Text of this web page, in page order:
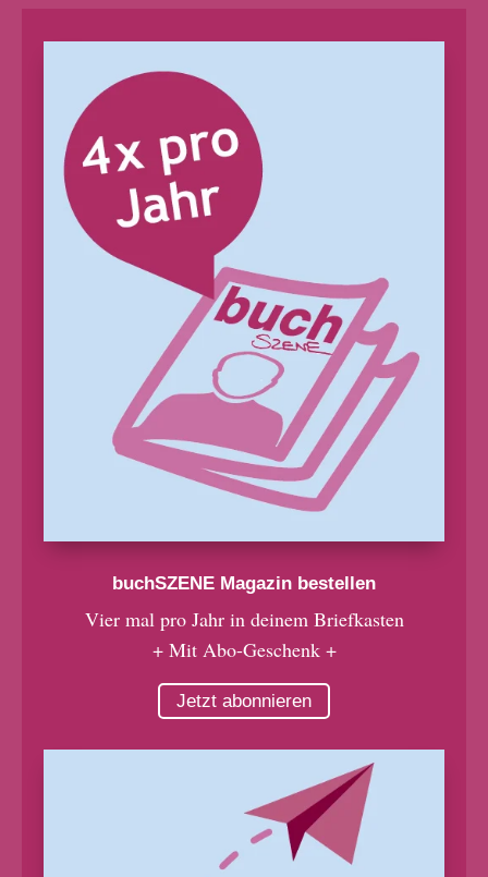
buchSZENE Magazin bestellen
Vier mal pro Jahr in deinem Briefkasten
+ Mit Abo-Geschenk +
Jetzt abonnieren